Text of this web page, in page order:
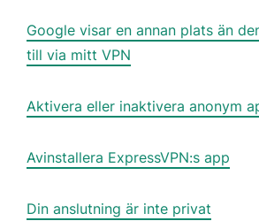
Google visar en annan plats än
till via mitt VPN
Aktivera eller inaktivera anonym
Avinstallera ExpressVPN:s app
Din anslutning är inte privat